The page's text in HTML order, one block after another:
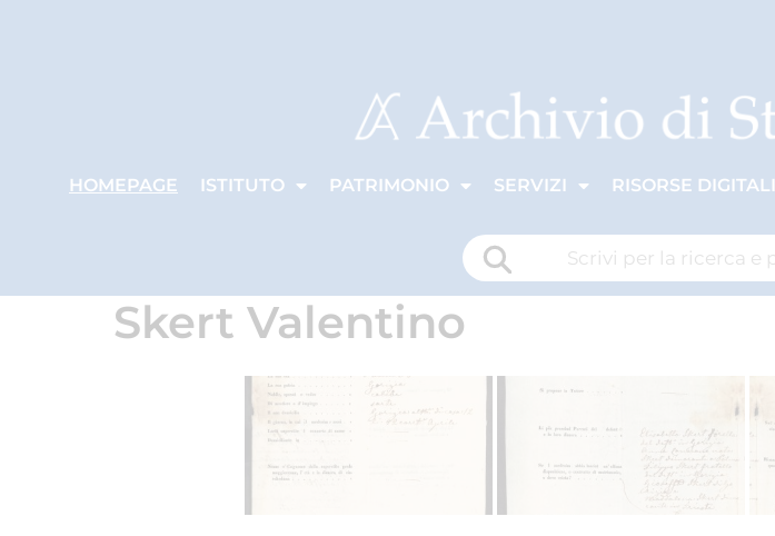
HOMEPAGE ISTITUTO PATRIMONIO SERVIZI RISORSE DIGITALI
Skert Valentino